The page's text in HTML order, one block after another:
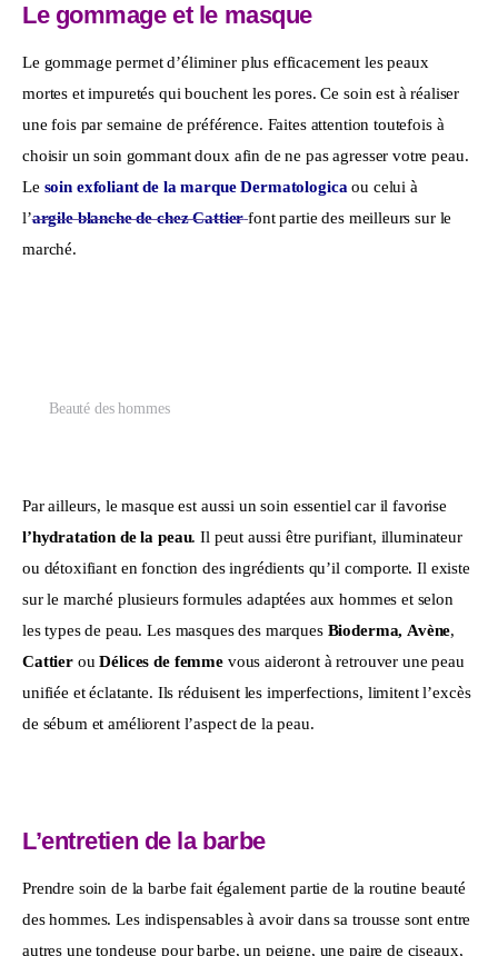
Le gommage et le masque
Le gommage permet d’éliminer plus efficacement les peaux
mortes et impuretés qui bouchent les pores. Ce soin est à réaliser
une fois par semaine de préférence. Faites attention toutefois à
choisir un soin gommant doux afin de ne pas agresser votre peau.
Le soin exfoliant de la marque Dermatologica ou celui à
l’argile blanche de chez Cattier font partie des meilleurs sur le
marché.
Beauté des hommes
Par ailleurs, le masque est aussi un soin essentiel car il favorise
l’hydratation de la peau. Il peut aussi être purifiant, illuminateur
ou détoxifiant en fonction des ingrédients qu’il comporte. Il existe
sur le marché plusieurs formules adaptées aux hommes et selon
les types de peau. Les masques des marques Bioderma, Avène,
Cattier ou Délices de femme vous aideront à retrouver une peau
unifiée et éclatante. Ils réduisent les imperfections, limitent l’excès
de sébum et améliorent l’aspect de la peau.
L’entretien de la barbe
Prendre soin de la barbe fait également partie de la routine beauté
des hommes. Les indispensables à avoir dans sa trousse sont entre
autres une tondeuse pour barbe, un peigne, une paire de ciseaux,